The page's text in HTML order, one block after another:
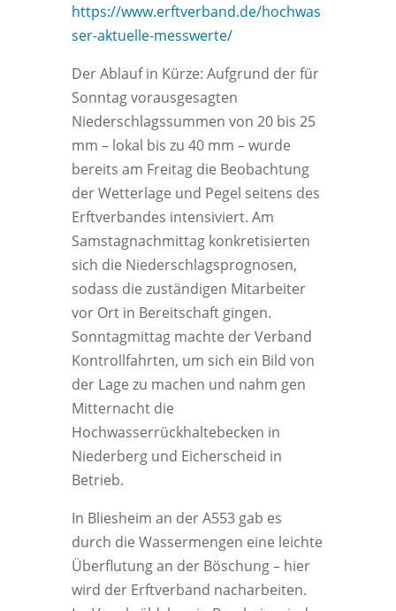
https://www.erftverband.de/hochwas
ser-aktuelle-messwerte/
Der Ablauf in Kürze: Aufgrund der für
Sonntag vorausgesagten
Niederschlagssummen von 20 bis 25
mm – lokal bis zu 40 mm – wurde
bereits am Freitag die Beobachtung
der Wetterlage und Pegel seitens des
Erftverbandes intensiviert. Am
Samstagnachmittag konkretisierten
sich die Niederschlagsprognosen,
sodass die zuständigen Mitarbeiter
vor Ort in Bereitschaft gingen.
Sonntagmittag machte der Verband
Kontrollfahrten, um sich ein Bild von
der Lage zu machen und nahm gen
Mitternacht die
Hochwasserrückhaltebecken in
Niederberg und Eicherscheid in
Betrieb.
In Bliesheim an der A553 gab es
durch die Wassermengen eine leichte
Überflutung an der Böschung – hier
wird der Erftverband nacharbeiten.